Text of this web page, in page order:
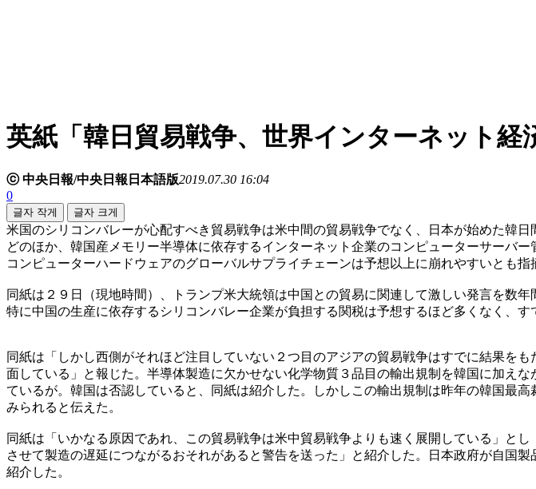
英紙「韓日貿易戦争、世界インターネット経
ⓒ 中央日報/中央日報日本語版2019.07.30 16:04
0
글자 작게 글자 크게
米国のシリコンバレーが心配すべき貿易戦争は米中間の貿易戦争でなく、日本が始めた韓
どのほか、韓国産メモリー半導体に依存するインターネット企業のコンピューターサーバ
コンピューターハードウェアのグローバルサプライチェーンは予想以上に崩れやすいとも指
同紙は２９日（現地時間）、トランプ米大統領は中国との貿易に関連して激しい発言を数
特に中国の生産に依存するシリコンバレー企業が負担する関税は予想するほど多くなく、
同紙は「しかし西側がそれほど注目していない２つ目のアジアの貿易戦争はすでに結果を
面している」と報じた。半導体製造に欠かせない化学物質３品目の輸出規制を韓国に加え
ているが。韓国は否認していると、同紙は紹介した。しかしこの輸出規制は昨年の韓国最
みられると伝えた。
同紙は「いかなる原因であれ、この貿易戦争は米中貿易戦争よりも速く展開している」と
させて製造の遅延につながるおそれがあると警告を送った」と紹介した。日本政府が自国
紹介した。